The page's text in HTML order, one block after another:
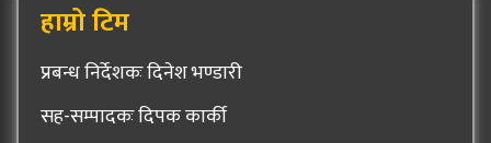
हाम्रो टिम
प्रबन्ध निर्देशकः दिनेश भण्डारी
सह-सम्पादकः दिपक कार्की